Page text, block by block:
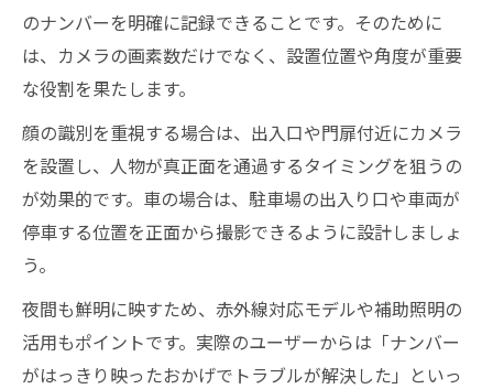
のナンバーを明確に記録できることです。そのために
は、カメラの画素数だけでなく、設置位置や角度が重要
な役割を果たします。
顔の識別を重視する場合は、出入口や門扉付近にカメラ
を設置し、人物が真正面を通過するタイミングを狙うの
が効果的です。車の場合は、駐車場の出入り口や車両が
停車する位置を正面から撮影できるように設計しましょ
う。
夜間も鮮明に映すため、赤外線対応モデルや補助照明の
活用もポイントです。実際のユーザーからは「ナンバー
がはっきり映ったおかげでトラブルが解決した」といっ